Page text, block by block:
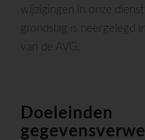
wijzigingen in onze
grondslag is neergelegd
van de AVG.
Doeleinden